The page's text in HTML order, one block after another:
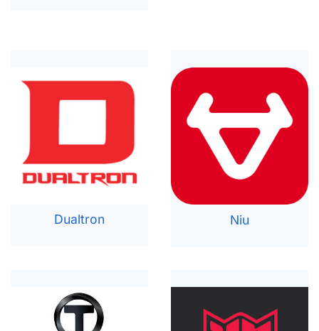
Dualtron Niu